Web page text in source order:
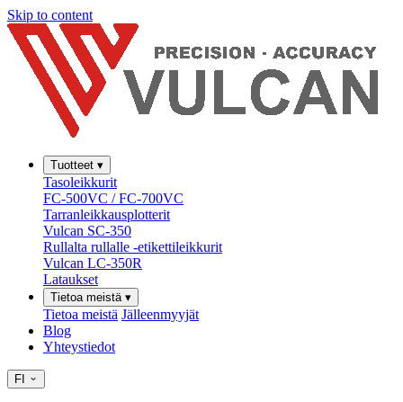
Skip to content
Tuotteet ▾
Tasoleikkurit
FC-500VC / FC-700VC
Tarranleikkausplotterit
Vulcan SC-350
Rullalta rullalle -etikettileikkurit
Vulcan LC-350R
Lataukset
Tietoa meistä ▾
Tietoa meistä Jälleenmyyjät
Blog
Yhteystiedot
FI